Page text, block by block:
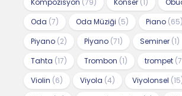
Kompozisyon (79) Konser (1)
Oda (7) Oda Müziği (5) Piano (65)
Piyano (2) Pİyano (71) Seminer (1)
Tahta (17) Trombon (1) trompet
Violin (6) Viyola (4) Viyolonsel